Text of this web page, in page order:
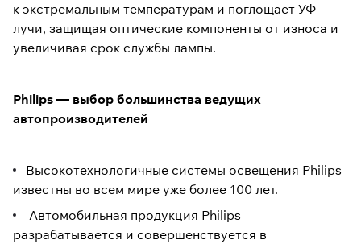
к экстремальным температурам и поглощает УФ-
лучи, защищая оптические компоненты от износа и
увеличивая срок службы лампы.
Philips — выбор большинства ведущих
автопроизводителей
Высокотехнологичные системы освещения Philips
известны во всем мире уже более 100 лет.
Автомобильная продукция Philips
разрабатывается и совершенствуется в